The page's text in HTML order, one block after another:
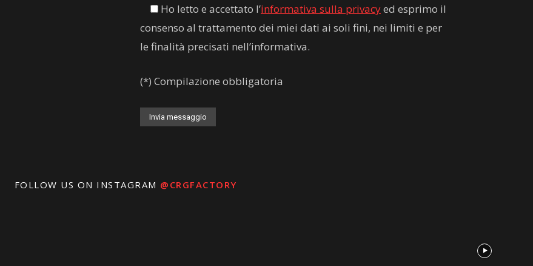
Ho letto e accettato l’informativa sulla privacyed esprimo il
consenso al trattamento dei miei dati ai soli fini, nei limiti e per
le finalità precisati nell’informativa.
(*) Compilazione obbligatoria
FOLLOW US ON INSTAGRAM @CRGFACTORY